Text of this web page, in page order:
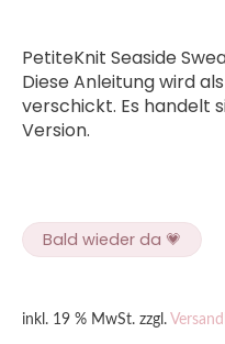
PetiteKnit Seaside
Diese Anleitung wird
verschickt. Es handelt
Version.
Bald wieder da 💗
inkl. 19 % MwSt. zzgl.